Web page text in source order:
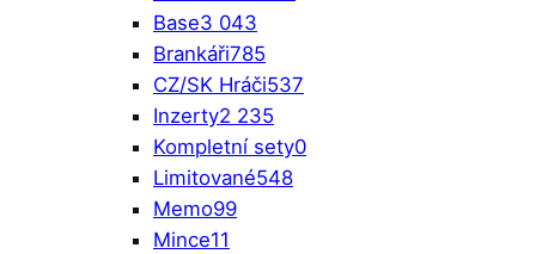
Base3 043
Brankáři785
CZ/SK Hráči537
Inzerty2 235
Kompletní sety0
Limitované548
Memo99
Mince11